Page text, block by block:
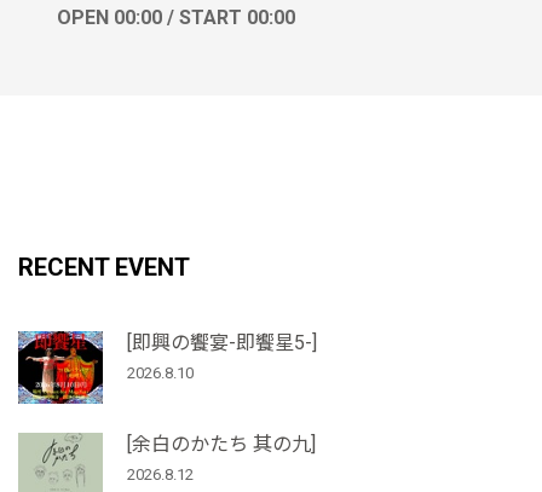
OPEN 00:00 / START 00:00
RECENT EVENT
[即興の饗宴-即饗星5-]
2026.8.10
[余白のかたち 其の九]
2026.8.12